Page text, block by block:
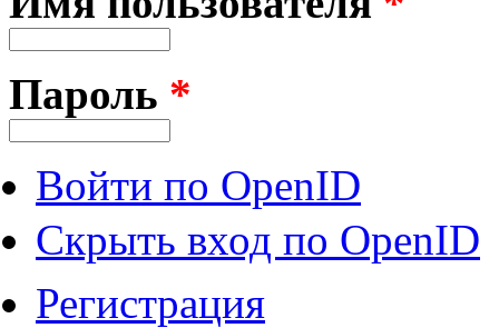
Пароль *
Войти по OpenID
Скрыть вход по OpenID
Регистрация